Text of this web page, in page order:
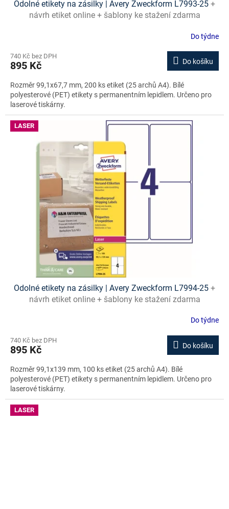
Odolné etikety na zásilky | Avery Zweckform L7993-25 +
návrh etiket online + šablony ke stažení zdarma
Do týdne
740 Kč bez DPH
895 Kč Do košíku
Rozměr 99,1x67,7 mm, 200 ks etiket (25 archů A4). Bílé
polyesterové (PET) etikety s permanentním lepidlem. Určeno pro
laserové tiskárny.
LASER
Odolné etikety na zásilky | Avery Zweckform L7994-25 +
návrh etiket online + šablony ke stažení zdarma
Do týdne
740 Kč bez DPH
895 Kč Do košíku
Rozměr 99,1x139 mm, 100 ks etiket (25 archů A4). Bílé
polyesterové (PET) etikety s permanentním lepidlem. Určeno pro
laserové tiskárny.
LASER